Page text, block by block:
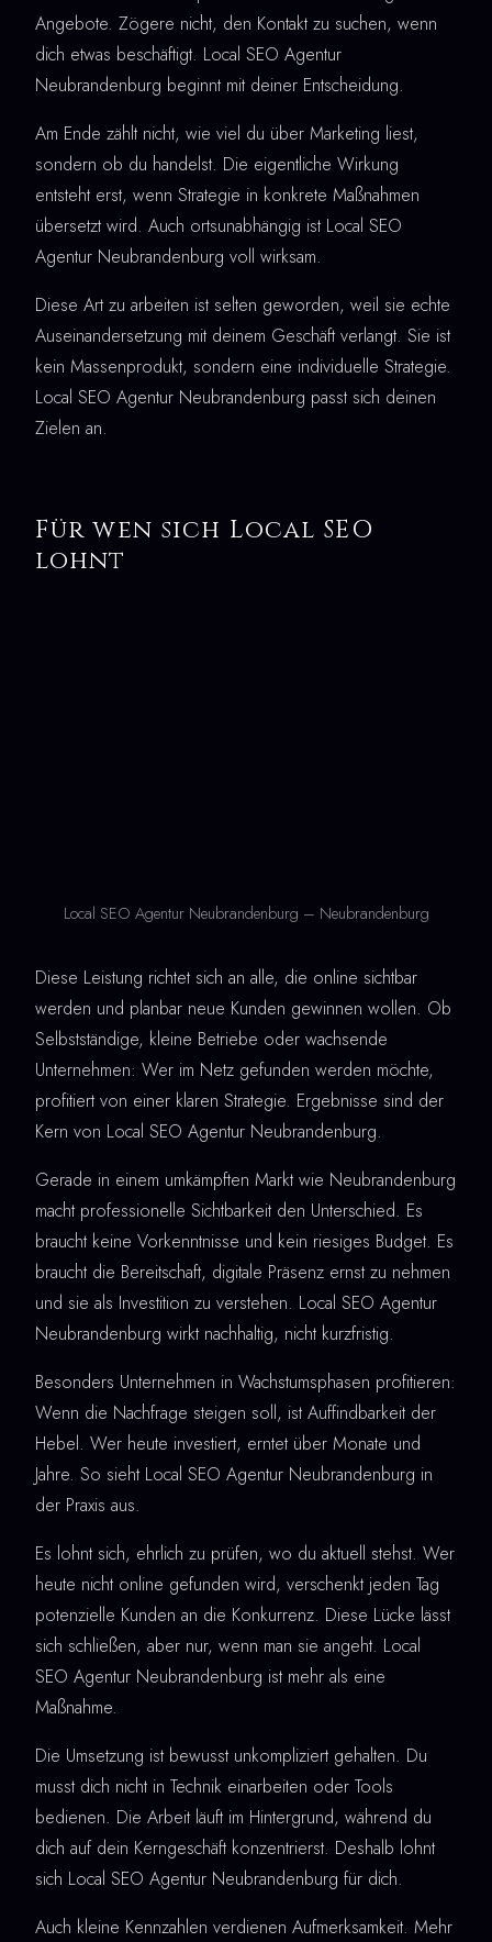
Angebote. Zögere nicht, den Kontakt zu suchen, wenn
dich etwas beschäftigt. Local SEO Agentur
Neubrandenburg beginnt mit deiner Entscheidung.
Am Ende zählt nicht, wie viel du über Marketing liest,
sondern ob du handelst. Die eigentliche Wirkung
entsteht erst, wenn Strategie in konkrete Maßnahmen
übersetzt wird. Auch ortsunabhängig ist Local SEO
Agentur Neubrandenburg voll wirksam.
Diese Art zu arbeiten ist selten geworden, weil sie echte
Auseinandersetzung mit deinem Geschäft verlangt. Sie ist
kein Massenprodukt, sondern eine individuelle Strategie.
Local SEO Agentur Neubrandenburg passt sich deinen
Zielen an.
Für wen sich Local SEO
lohnt
Local SEO Agentur Neubrandenburg – Neubrandenburg
Diese Leistung richtet sich an alle, die online sichtbar
werden und planbar neue Kunden gewinnen wollen. Ob
Selbstständige, kleine Betriebe oder wachsende
Unternehmen: Wer im Netz gefunden werden möchte,
profitiert von einer klaren Strategie. Ergebnisse sind der
Kern von Local SEO Agentur Neubrandenburg.
Gerade in einem umkämpften Markt wie Neubrandenburg
macht professionelle Sichtbarkeit den Unterschied. Es
braucht keine Vorkenntnisse und kein riesiges Budget. Es
braucht die Bereitschaft, digitale Präsenz ernst zu nehmen
und sie als Investition zu verstehen. Local SEO Agentur
Neubrandenburg wirkt nachhaltig, nicht kurzfristig.
Besonders Unternehmen in Wachstumsphasen profitieren:
Wenn die Nachfrage steigen soll, ist Auffindbarkeit der
Hebel. Wer heute investiert, erntet über Monate und
Jahre. So sieht Local SEO Agentur Neubrandenburg in
der Praxis aus.
Es lohnt sich, ehrlich zu prüfen, wo du aktuell stehst. Wer
heute nicht online gefunden wird, verschenkt jeden Tag
potenzielle Kunden an die Konkurrenz. Diese Lücke lässt
sich schließen, aber nur, wenn man sie angeht. Local
SEO Agentur Neubrandenburg ist mehr als eine
Maßnahme.
Die Umsetzung ist bewusst unkompliziert gehalten. Du
musst dich nicht in Technik einarbeiten oder Tools
bedienen. Die Arbeit läuft im Hintergrund, während du
dich auf dein Kerngeschäft konzentrierst. Deshalb lohnt
sich Local SEO Agentur Neubrandenburg für dich.
Auch kleine Kennzahlen verdienen Aufmerksamkeit. Mehr